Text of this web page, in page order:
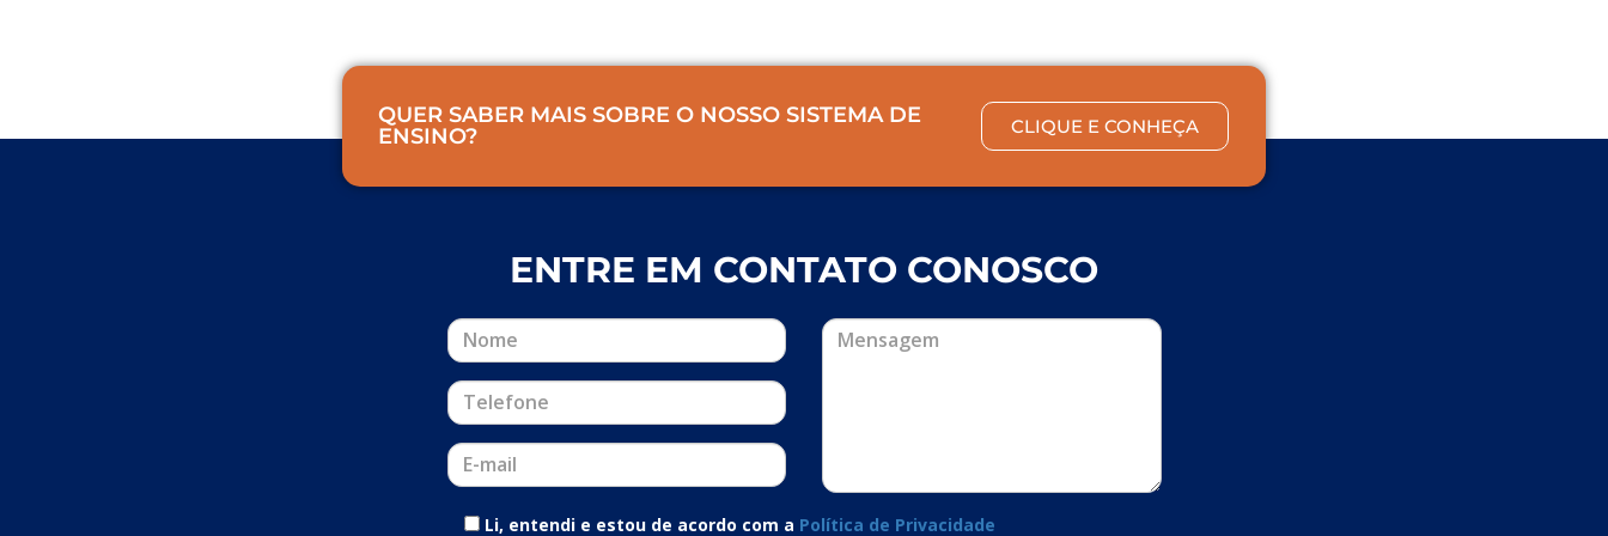
QUER SABER MAIS SOBRE O NOSSO SISTEMA DE
ENSINO?
CLIQUE E CONHEÇA
ENTRE EM CONTATO CONOSCO
Li, entendi e estou de acordo com a Política de Privacidade